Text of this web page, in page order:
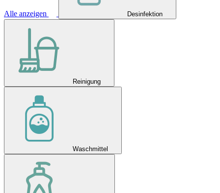
Alle anzeigen Desinfektion
Reinigung
Waschmittel